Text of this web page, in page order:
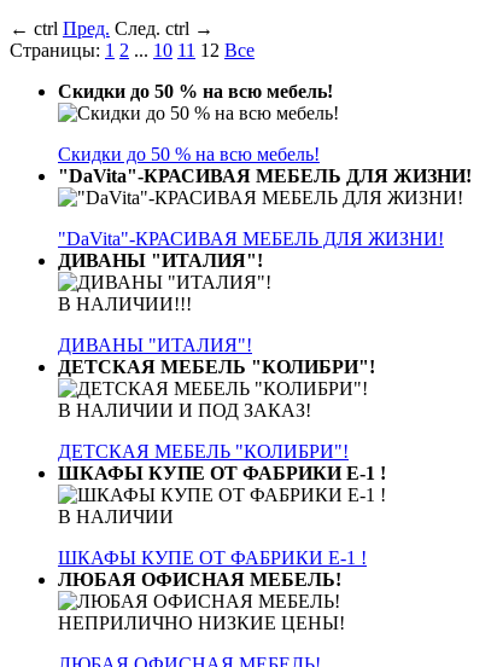
← ctrl Пред. След. ctrl →
Страницы: 1 2 ... 10 11 12 Все
Cкидки до 50 % на всю мебель!
Cкидки до 50 % на всю мебель!
"DaVita"-КРАСИВАЯ МЕБЕЛЬ ДЛЯ ЖИЗНИ!
"DaVita"-КРАСИВАЯ МЕБЕЛЬ ДЛЯ ЖИЗНИ!
ДИВАНЫ "ИТАЛИЯ"!
В НАЛИЧИИ!!!
ДИВАНЫ "ИТАЛИЯ"!
ДЕТСКАЯ МЕБЕЛЬ "КОЛИБРИ"!
В НАЛИЧИИ И ПОД ЗАКАЗ!
ДЕТСКАЯ МЕБЕЛЬ "КОЛИБРИ"!
ШКАФЫ КУПЕ ОТ ФАБРИКИ Е-1 !
В НАЛИЧИИ
ШКАФЫ КУПЕ ОТ ФАБРИКИ Е-1 !
ЛЮБАЯ ОФИСНАЯ МЕБЕЛЬ!
НЕПРИЛИЧНО НИЗКИЕ ЦЕНЫ!